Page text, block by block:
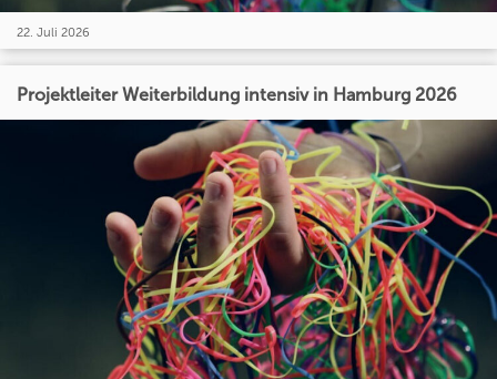
22. Juli 2026
Projektleiter Weiterbildung intensiv in Hamburg 2026